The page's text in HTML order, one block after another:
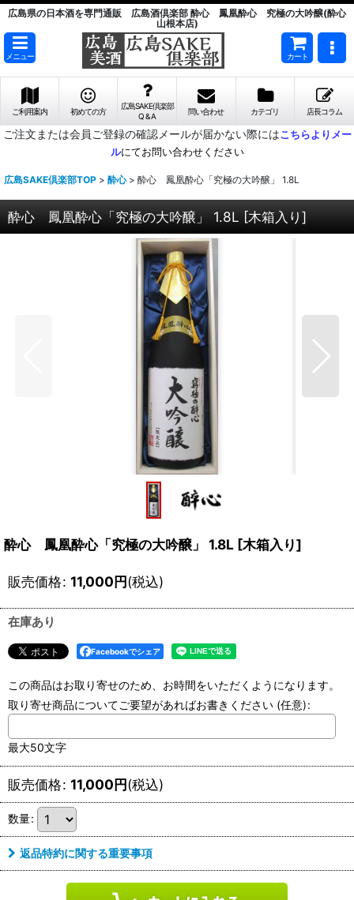
広島県の日本酒を専門通販 広島酒倶楽部 酔心 鳳凰酔心 究極の大吟醸(酔心
山根本店)
メニュー カート
ご利用案内 初めての方
広島SAKE倶楽部
Q & A
問い合わせ カテゴリ 店長コラム
ご注文または会員ご登録の確認メールが届かない際にはこちらよりメー
ルにてお問い合わせください
広島SAKE倶楽部TOP > 酔心 > 酔心 鳳凰酔心「究極の大吟醸」 1.8L
酔心 鳳凰酔心「究極の大吟醸」 1.8L [木箱入り]
酔心 鳳凰酔心「究極の大吟醸」 1.8L [木箱入り]
販売価格: 11,000円(税込)
在庫あり
Facebookでシェア
この商品はお取り寄せのため、お時間をいただくようになります。
取り寄せ商品についてご要望があればお書きください (任意):
最大50文字
販売価格: 11,000円(税込)
数量:
返品特約に関する重要事項